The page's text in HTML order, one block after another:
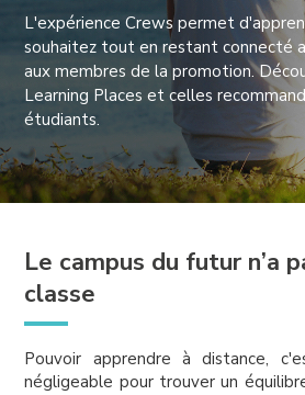
L'expérience Crews permet
souhaitez tout en restant connecté
aux membres de la promotion.
Learning Places et celles
étudiants.
Le campus du futur n’a
classe
Pouvoir apprendre à distance,
négligeable pour trouver un